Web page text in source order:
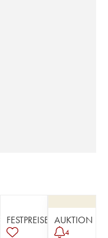
FESTPREISE AUKTION
4